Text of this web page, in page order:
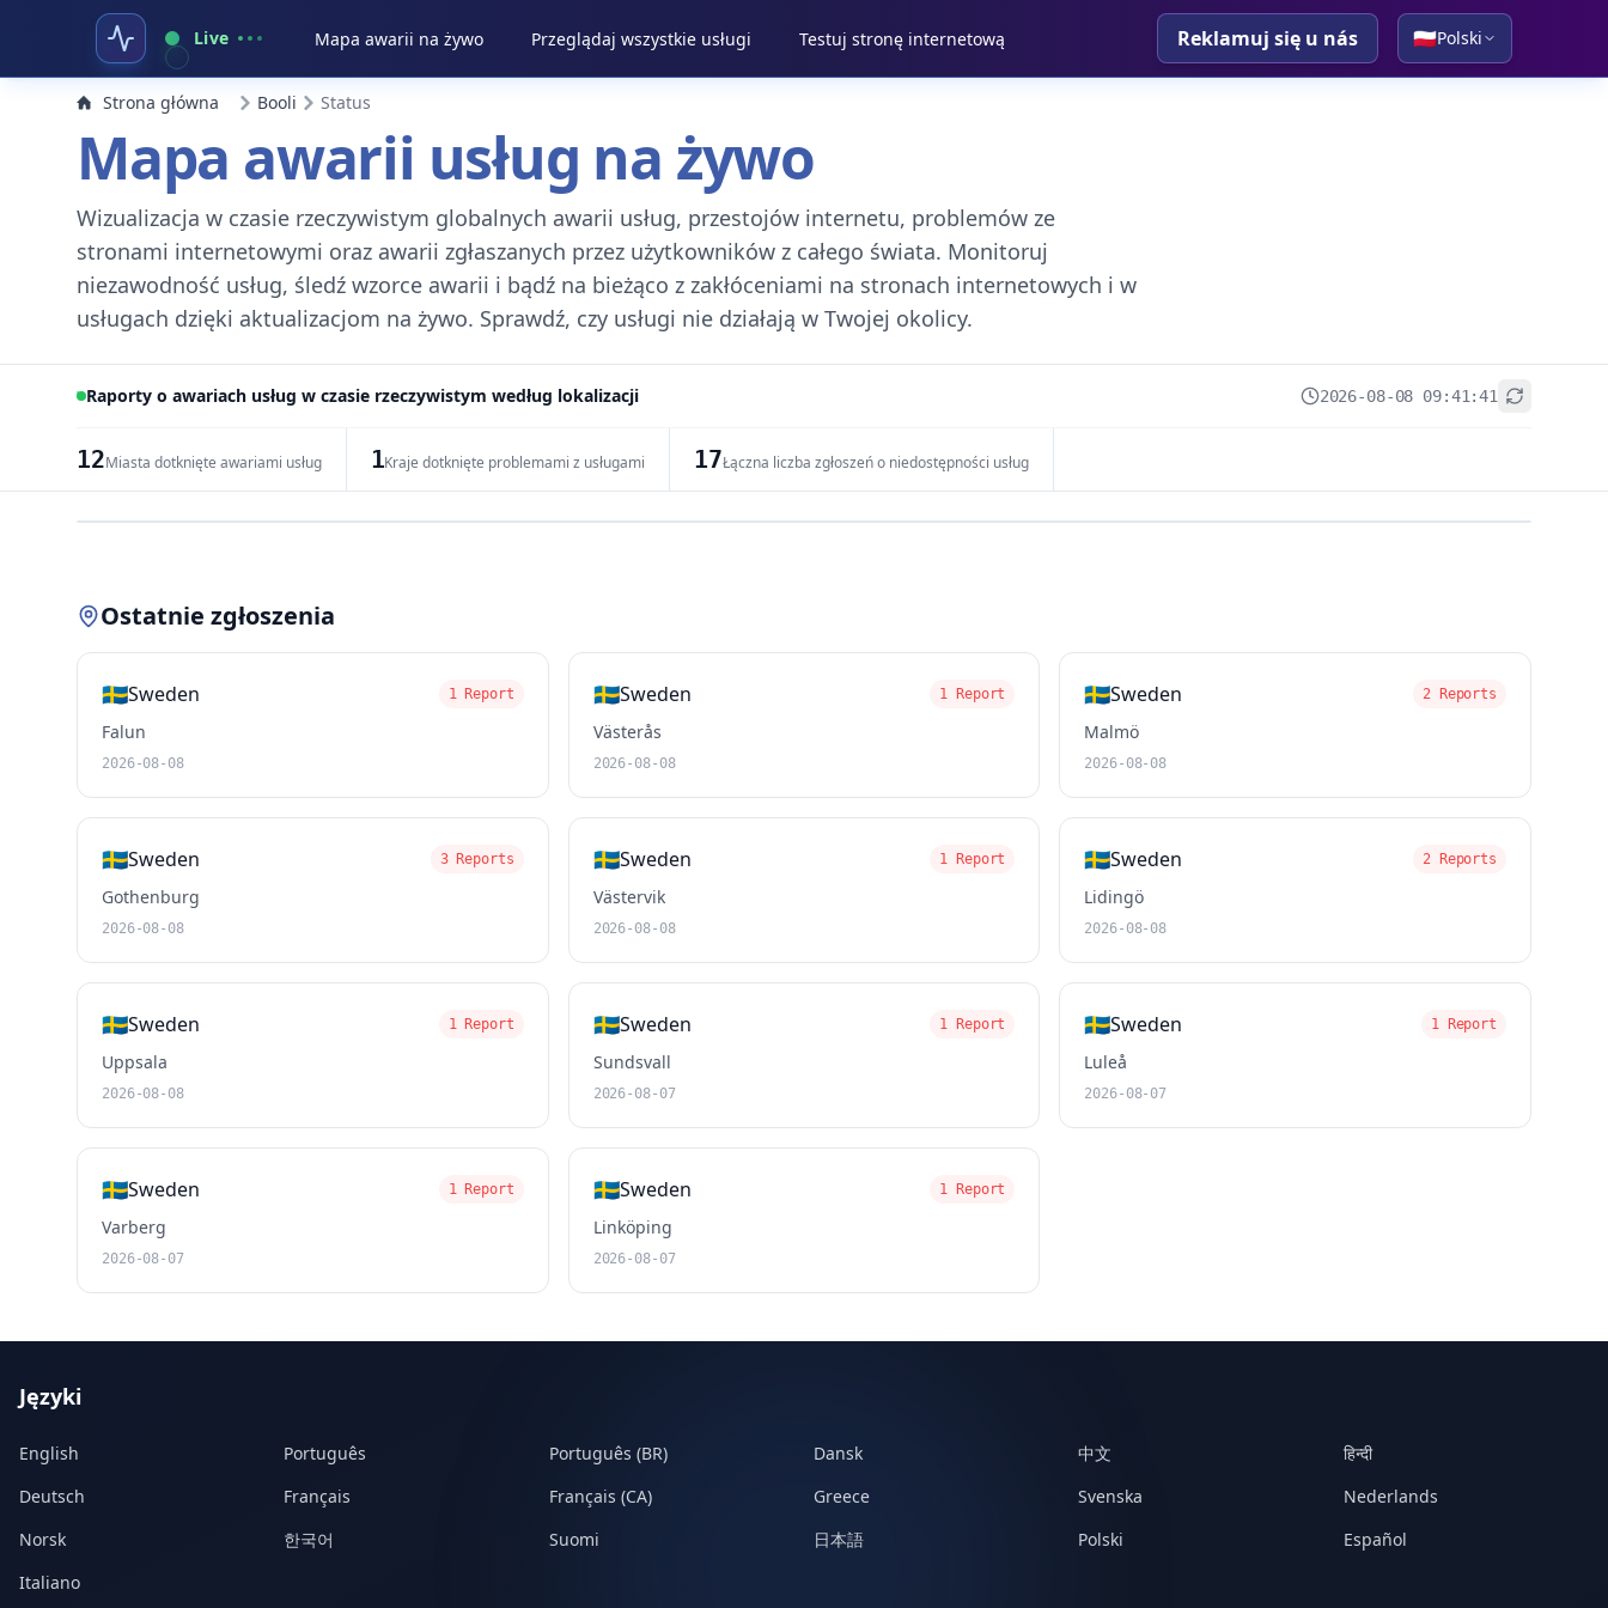
Live Mapa awarii na żywo Przeglądaj wszystkie usługi Testuj stronę internetową Reklamuj się u nás 🇵🇱Polski
Strona główna Booli Status
Mapa awarii usług na żywo
Wizualizacja w czasie rzeczywistym globalnych awarii usług, przestojów internetu, problemów ze
stronami internetowymi oraz awarii zgłaszanych przez użytkowników z całego świata. Monitoruj
niezawodność usług, śledź wzorce awarii i bądź na bieżąco z zakłóceniami na stronach internetowych i w
usługach dzięki aktualizacjom na żywo. Sprawdź, czy usługi nie działają w Twojej okolicy.
Raporty o awariach usług w czasie rzeczywistym według lokalizacji 2026-08-08 09:41:41
12Miasta dotknięte awariami usług 1Kraje dotknięte problemami z usługami 17Łączna liczba zgłoszeń o niedostępności usług
Ostatnie zgłoszenia
🇸🇪Sweden 1 Report
Falun
2026-08-08
🇸🇪Sweden 1 Report
Västerås
2026-08-08
🇸🇪Sweden 2 Reports
Malmö
2026-08-08
🇸🇪Sweden 3 Reports
Gothenburg
2026-08-08
🇸🇪Sweden 1 Report
Västervik
2026-08-08
🇸🇪Sweden 2 Reports
Lidingö
2026-08-08
🇸🇪Sweden 1 Report
Uppsala
2026-08-08
🇸🇪Sweden 1 Report
Sundsvall
2026-08-07
🇸🇪Sweden 1 Report
Luleå
2026-08-07
🇸🇪Sweden 1 Report
Varberg
2026-08-07
🇸🇪Sweden 1 Report
Linköping
2026-08-07
Języki
English Português Português (BR) Dansk 中文
हिन्दी
Deutsch
Français Français (CA) Greece Svenska
Nederlands
Norsk
한국어 Suomi 日本語 Polski
Español
Italiano